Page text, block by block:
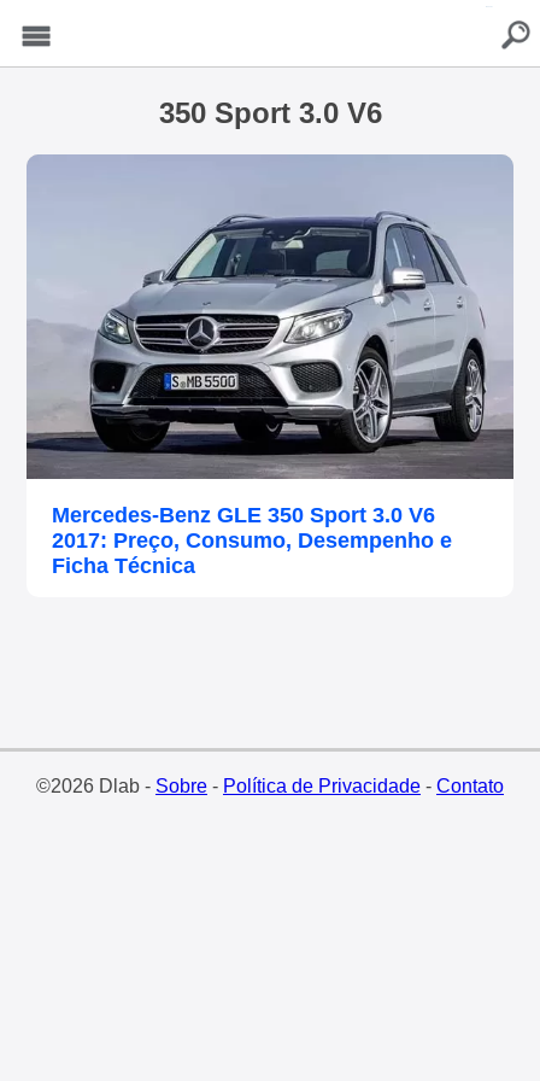
350 Sport 3.0 V6
Mercedes-Benz GLE 350 Sport 3.0 V6
2017: Preço, Consumo, Desempenho e
Ficha Técnica
©2026 Dlab - Sobre- Política de Privacidade- Contato